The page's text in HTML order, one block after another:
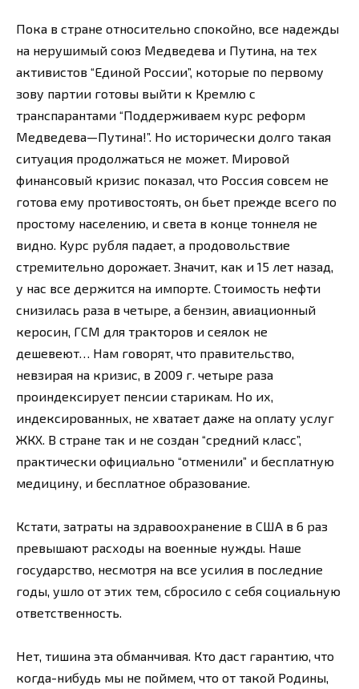
Пока в стране относительно спокойно, все надежды
на нерушимый союз Медведева и Путина, на тех
активистов “Единой России”, которые по первому
зову партии готовы выйти к Кремлю с
транспарантами “Поддерживаем курс реформ
Медведева—Путина!”. Но исторически долго такая
ситуация продолжаться не может. Мировой
финансовый кризис показал, что Россия совсем не
готова ему противостоять, он бьет прежде всего по
простому населению, и света в конце тоннеля не
видно. Курс рубля падает, а продовольствие
стремительно дорожает. Значит, как и 15 лет назад,
у нас все держится на импорте. Стоимость нефти
снизилась раза в четыре, а бензин, авиационный
керосин, ГСМ для тракторов и сеялок не
дешевеют… Нам говорят, что правительство,
невзирая на кризис, в 2009 г. четыре раза
проиндексирует пенсии старикам. Но их,
индексированных, не хватает даже на оплату услуг
ЖКХ. В стране так и не создан “средний класс”,
практически официально “отменили” и бесплатную
медицину, и бесплатное образование.
Кстати, затраты на здравоохранение в США в 6 раз
превышают расходы на военные нужды. Наше
государство, несмотря на все усилия в последние
годы, ушло от этих тем, сбросило с себя социальную
ответственность.
Нет, тишина эта обманчивая. Кто даст гарантию, что
когда-нибудь мы не поймем, что от такой Родины,